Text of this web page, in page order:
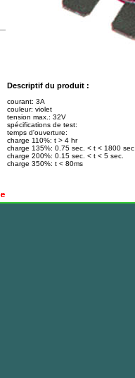
Descriptif du produit :
courant: 3A
couleur: violet
tension max.: 32V
spécifications de test:
temps d'ouverture:
charge 110%: t > 4 hr
charge 135%: 0.75 sec. < t < 1800 sec.
charge 200%: 0.15 sec. < t < 5 sec.
charge 350%: t < 80ms